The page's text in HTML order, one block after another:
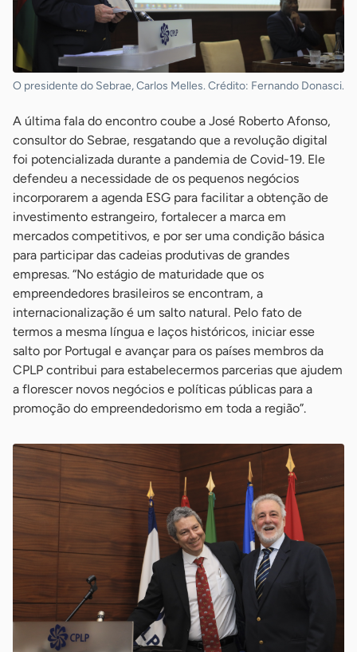
O presidente do Sebrae, Carlos Melles. Crédito: Fernando Donasci.
A última fala do encontro coube a José Roberto Afonso,
consultor do Sebrae, resgatando que a revolução digital
foi potencializada durante a pandemia de Covid-19. Ele
defendeu a necessidade de os pequenos negócios
incorporarem a agenda ESG para facilitar a obtenção de
investimento estrangeiro, fortalecer a marca em
mercados competitivos, e por ser uma condição básica
para participar das cadeias produtivas de grandes
empresas. “No estágio de maturidade que os
empreendedores brasileiros se encontram, a
internacionalização é um salto natural. Pelo fato de
termos a mesma língua e laços históricos, iniciar esse
salto por Portugal e avançar para os países membros da
CPLP contribui para estabelecermos parcerias que ajudem
a florescer novos negócios e políticas públicas para a
promoção do empreendedorismo em toda a região”.